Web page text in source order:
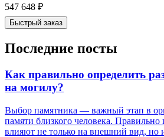
547 648 ₽
Быстрый заказ
Последние посты
Как правильно определить
на могилу?
Выбор памятника — важный этап в
памяти близкого человека.
влияют не только на внешний вид, но